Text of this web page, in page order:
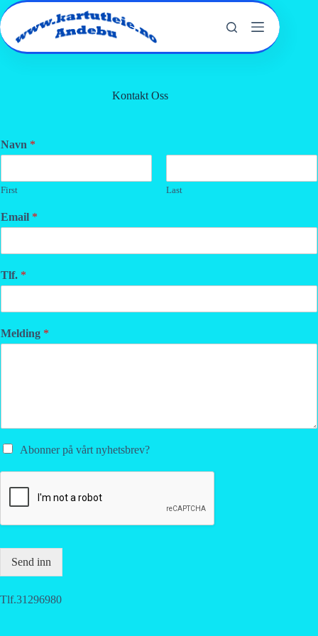
Hopp
til
innholdet
Kontakt Oss
Navn *
First Last
Email *
Tlf. *
Melding *
Abonner på vårt nyhetsbrev?
Send inn
Tlf.31296980